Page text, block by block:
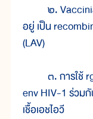
๒. Vaccinia
อยู่ เป็น
(LAV)
๓. การใช้
env HIV-1 ร่วม
เชื้อเอชไอวี